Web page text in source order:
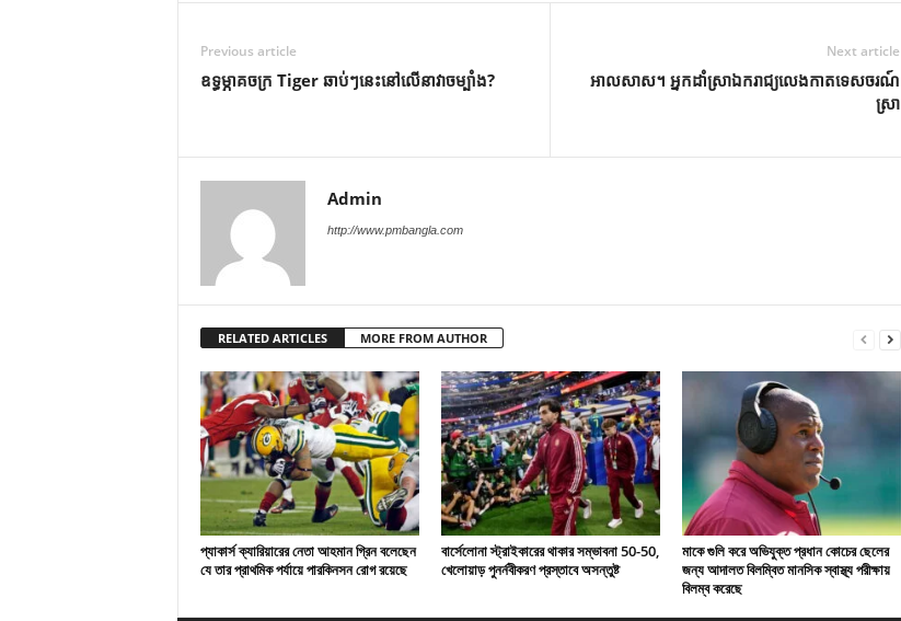
Previous article
ឧទ្ធម្ភាគចក្រ Tiger ឆាប់ៗនេះនៅលើនាវាចម្បាំង?
Next article
អាលសាស។ អ្នកដាំស្រាឯករាជ្យលេងកាតទេសចរណ៍
ស្រា
Admin
http://www.pmbangla.com
RELATED ARTICLES MORE FROM AUTHOR
প্যাকার্স ক্যারিয়ারের নেতা আহমান গ্রিন বলেছেন
যে তার প্রাথমিক পর্যায়ে পারকিনসন রোগ রয়েছে
বার্সেলোনা স্ট্রাইকারের থাকার সম্ভাবনা 50-50,
খেলোয়াড় পুনর্নবীকরণ প্রস্তাবে অসন্তুষ্ট
মাকে গুলি করে অভিযুক্ত প্রধান কোচের ছেলের
জন্য আদালত বিলম্বিত মানসিক স্বাস্থ্য পরীক্ষায়
বিলম্ব করেছে